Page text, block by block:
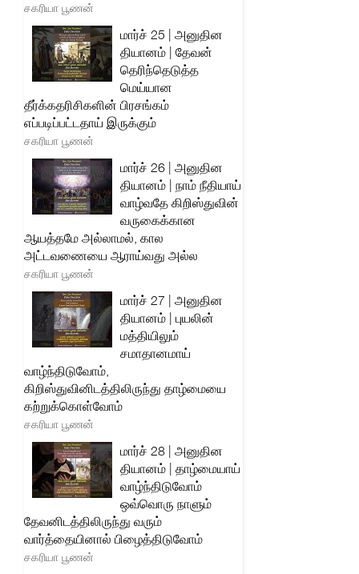
சகரியா பூணன்
மார்ச் 25 | அனுதின
தியானம் | தேவன்
தெரிந்தெடுத்த
மெய்யான
தீர்க்கதரிசிகளின் பிரசங்கம்
எப்படிப்பட்டதாய் இருக்கும்
சகரியா பூணன்
மார்ச் 26 | அனுதின
தியானம் | நாம் நீதியாய்
வாழ்வதே கிறிஸ்துவின்
வருகைக்கான
ஆயத்தமே அல்லாமல், கால
அட்டவணையை ஆராய்வது அல்ல
சகரியா பூணன்
மார்ச் 27 | அனுதின
தியானம் | புயலின்
மத்தியிலும்
சமாதானமாய்
வாழ்ந்திடுவோம்,
கிறிஸ்துவினிடத்திலிருந்து தாழ்மையை
கற்றுக்கொள்வோம்
சகரியா பூணன்
மார்ச் 28 | அனுதின
தியானம் | தாழ்மையாய்
வாழ்ந்திடுவோம்
ஒவ்வொரு நாளும்
தேவனிடத்திலிருந்து வரும்
வார்த்தையினால் பிழைத்திடுவோம்
சகரியா பூணன்